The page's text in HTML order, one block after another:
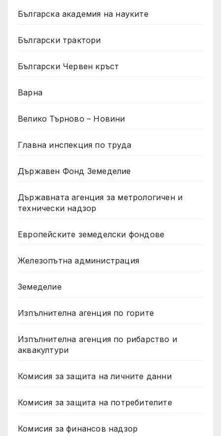
Българска академия на науките
Български трактори
Български Червен кръст
Варна
Велико Търново – Новини
Главна инспекция по труда
Държавен Фонд Земеделие
Държавната агенция за метрологичен и
технически надзор
Европейските земеделски фондове
Железопътна администрация
Земеделие
Изпълнителна агенция по горите
Изпълнителна агенция по рибарство и
аквакултури
Комисия за защита на личните данни
Комисия за защита на потребителите
Комисия за финансов надзор